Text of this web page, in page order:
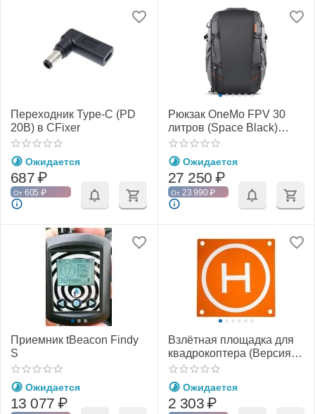
Переходник Type-C (PD
20В) в CFixer
Ожидается
687₽
От 605 ₽
Рюкзак OneMo FPV 30
литров (Space Black)
(PGYTECH P-CB-118)
Ожидается
27 250 ₽
От 23 990 ₽
Приемник tBeacon Findy
S
Ожидается
13 077 ₽
Взлётная площадка для
квадрокоптера (Версия
Pro) V2 (PGYTECH P-GM-
143)
Ожидается
2 303₽